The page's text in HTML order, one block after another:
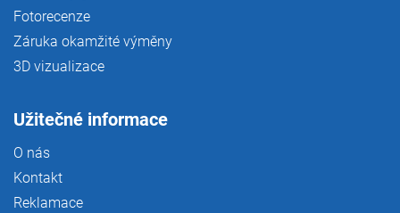
Fotorecenze
Záruka okamžité výměny
3D vizualizace
Užitečné informace
O nás
Kontakt
Reklamace